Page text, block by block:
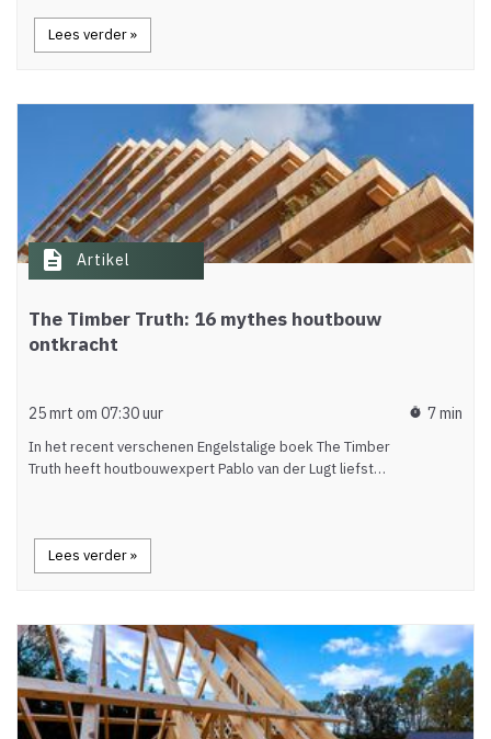
Lees verder »
description Artikel
The Timber Truth: 16 mythes houtbouw
ontkracht
25 mrt om 07:30 uur timer 7 min
In het recent verschenen Engelstalige boek The Timber
Truth heeft houtbouwexpert Pablo van der Lugt liefst…
Lees verder »